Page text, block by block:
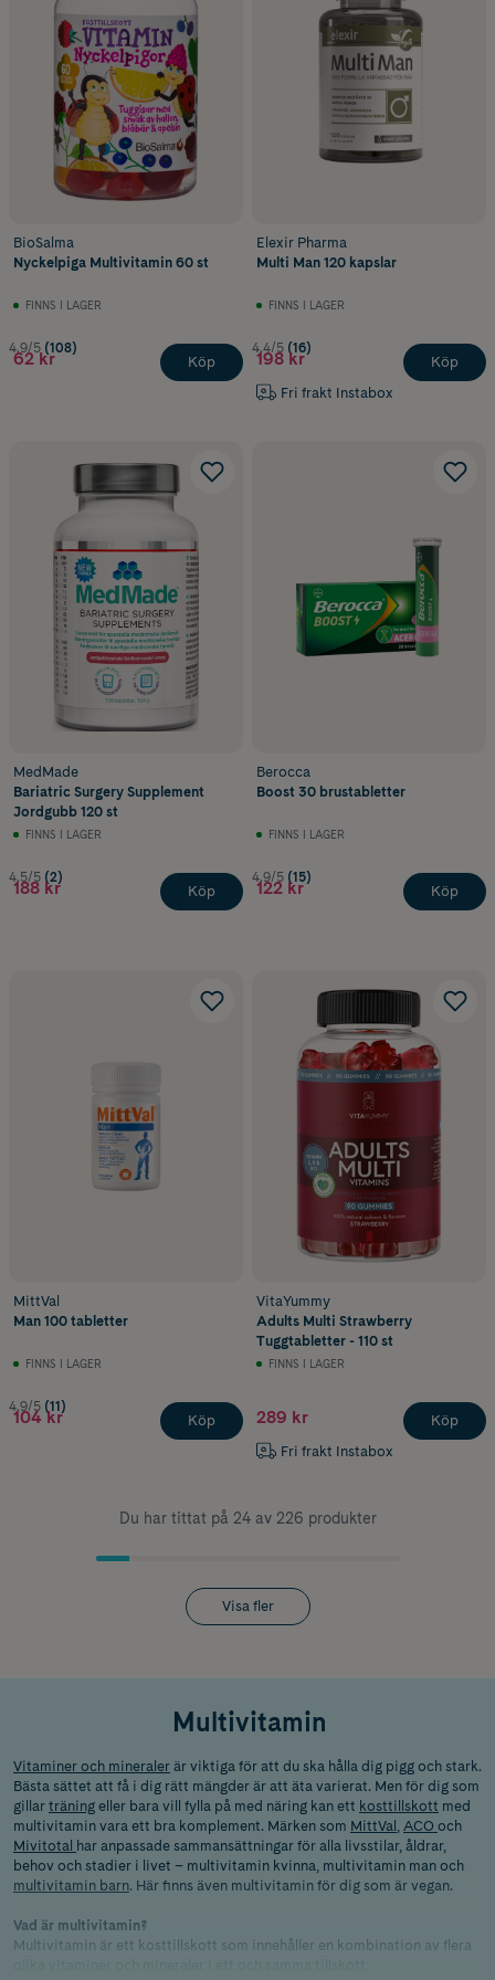
BioSalma
Nyckelpiga Multivitamin 60 st
FINNS I LAGER
4.9/5 (108)
62 kr Köp
Elexir Pharma
Multi Man 120 kapslar
FINNS I LAGER
4.4/5 (16)
198 kr
Fri frakt Instabox
Köp
MedMade
Bariatric Surgery Supplement
Jordgubb 120 st
FINNS I LAGER
4.5/5 (2)
188 kr Köp
Berocca
Boost 30 brustabletter
FINNS I LAGER
4.9/5 (15)
122 kr Köp
MittVal
Man 100 tabletter
FINNS I LAGER
4.9/5 (11)
104 kr Köp
VitaYummy
Adults Multi Strawberry
Tuggtabletter - 110 st
FINNS I LAGER
289 kr
Fri frakt Instabox
Köp
Du har tittat på 24 av 226 produkter
Visa fler
Multivitamin
Vitaminer och mineraler är viktiga för att du ska hålla dig pigg och stark.
Bästa sättet att få i dig rätt mängder är att äta varierat. Men för dig som
gillar träning eller bara vill fylla på med näring kan ett kosttillskott med
multivitamin vara ett bra komplement. Märken som MittVal , ACO och
Mivitotal har anpassade sammansättningar för alla livsstilar, åldrar,
behov och stadier i livet – multivitamin kvinna, multivitamin man och
multivitamin barn. Här finns även multivitamin för dig som är vegan.
Vad är multivitamin?
Multivitamin är ett kosttillskott som innehåller en kombination av flera